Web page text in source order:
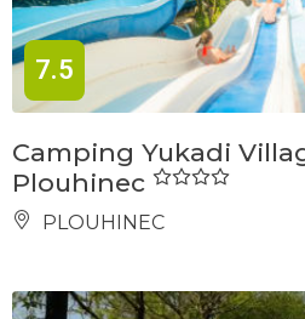
7.5
Camping Yukadi
Plouhinec
PLOUHINEC